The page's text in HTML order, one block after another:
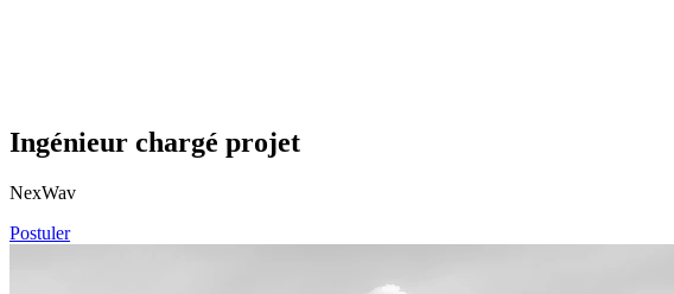
Ingénieur chargé projet
NexWav
Postuler